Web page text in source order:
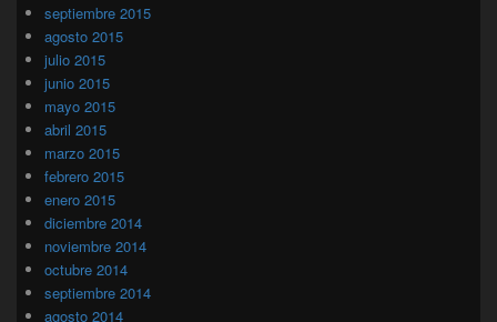
septiembre 2015
agosto 2015
julio 2015
junio 2015
mayo 2015
abril 2015
marzo 2015
febrero 2015
enero 2015
diciembre 2014
noviembre 2014
octubre 2014
septiembre 2014
agosto 2014